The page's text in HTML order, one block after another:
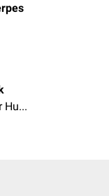
Student/in der Humanmedizin